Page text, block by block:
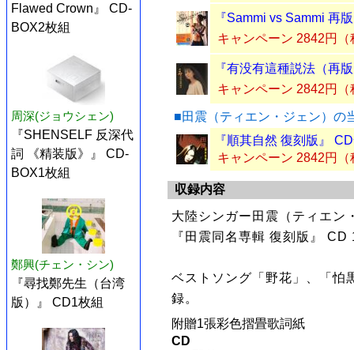
Flawed Crown』 CD-
BOX2枚組
周深(ジョウシェン)
『SHENSELF 反深代
詞 《精装版》』 CD-
BOX1枚組
鄭興(チェン・シン)
『尋找鄭先生（台湾
版）』 CD1枚組
『Sammi vs Sammi 再
キャンペーン 2842円（
『有没有這種説法（再
キャンペーン 2842円（
■田震（ティエン・ジェン）の
『順其自然 復刻版』
キャンペーン 2842円（
収録内容
大陸シンガー田震（ティエン
『田震同名専輯 復刻版』
ベストソング「野花」、「怕
録。
附贈1張彩色摺畳歌詞紙
CD